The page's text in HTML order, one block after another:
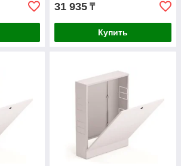
31 935 ₸
Купить